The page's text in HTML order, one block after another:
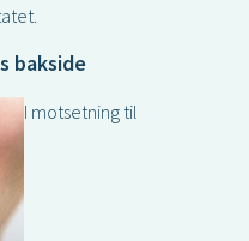
bakside
I motsetning til